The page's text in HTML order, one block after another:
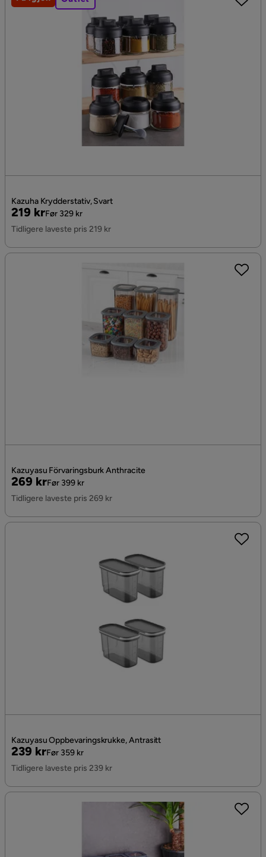
Kazuha Krydderstativ, Svart
Pris
219 kr
Original
Pris
Før 329 kr
Tidligere laveste pris 219 kr
Kazuyasu Förvaringsburk Anthracite
Pris
269 kr
Original
Pris
Før 399 kr
Tidligere laveste pris 269 kr
Kazuyasu Oppbevaringskrukke, Antrasitt
Pris
239 kr
Original
Pris
Før 359 kr
Tidligere laveste pris 239 kr